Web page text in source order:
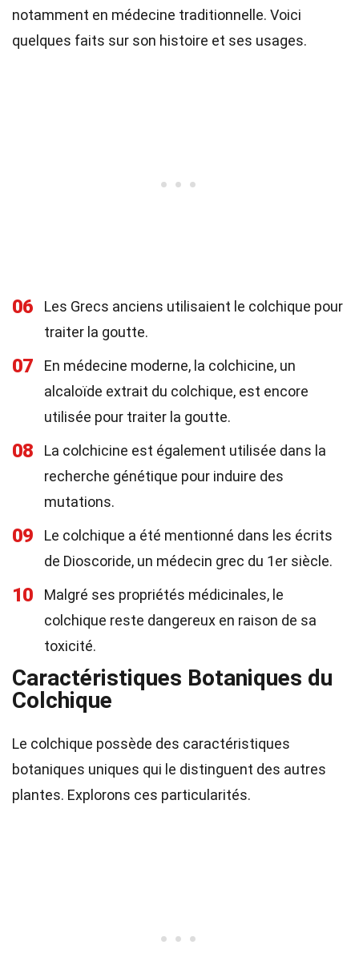
notamment en médecine traditionnelle. Voici
quelques faits sur son histoire et ses usages.
06
Les Grecs anciens utilisaient le colchique pour
traiter la goutte.
07
En médecine moderne, la colchicine, un
alcaloïde extrait du colchique, est encore
utilisée pour traiter la goutte.
08
La colchicine est également utilisée dans la
recherche génétique pour induire des
mutations.
09
Le colchique a été mentionné dans les écrits
de Dioscoride, un médecin grec du 1er siècle.
10
Malgré ses propriétés médicinales, le
colchique reste dangereux en raison de sa
toxicité.
Caractéristiques Botaniques du
Colchique
Le colchique possède des caractéristiques
botaniques uniques qui le distinguent des autres
plantes. Explorons ces particularités.